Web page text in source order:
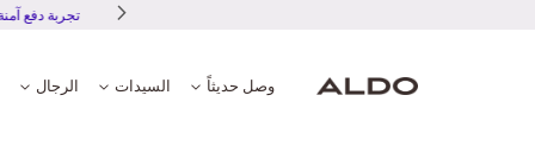
وصل حديثاً السيدات الرجال